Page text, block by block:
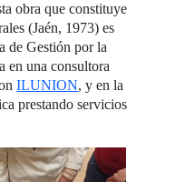
obra que constituye
(Jaén, 1973) es
de Gestión por la
en una consultora
ILUNION, y en la
prestando servicios